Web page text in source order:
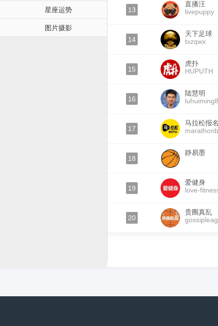
星座运势
图片摄影
13
直播汪
livepuppy
14
天下足球
txzqwx
15
虎扑
HUPUTH
16
陆慧明
17
马拉松报
18
静易墨
19
爱健身
love-
20
贵圈真乱